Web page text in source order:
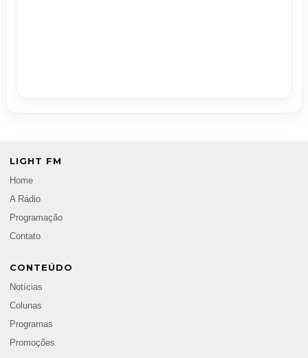
LIGHT FM
Home
A Rádio
Programação
Contato
CONTEÚDO
Notícias
Colunas
Programas
Promoções